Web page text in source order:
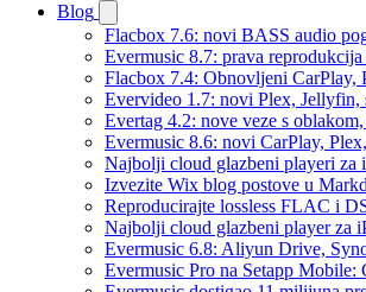
Blog
Flacbox 7.6: novi BASS audio
Evermusic 8.7: prava
Flacbox 7.4: Obnovljeni CarPlay,
Evervideo 1.7: novi Plex, Jellyfin,
Evertag 4.2: nove veze s
Evermusic 8.6: novi CarPlay,
Najbolji cloud glazbeni playeri za
Izvezite Wix blog postove u
Reproducirajte lossless FLAC i
Najbolji cloud glazbeni player za
Evermusic 6.8: Aliyun Drive,
Evermusic Pro na Setapp Mobile: